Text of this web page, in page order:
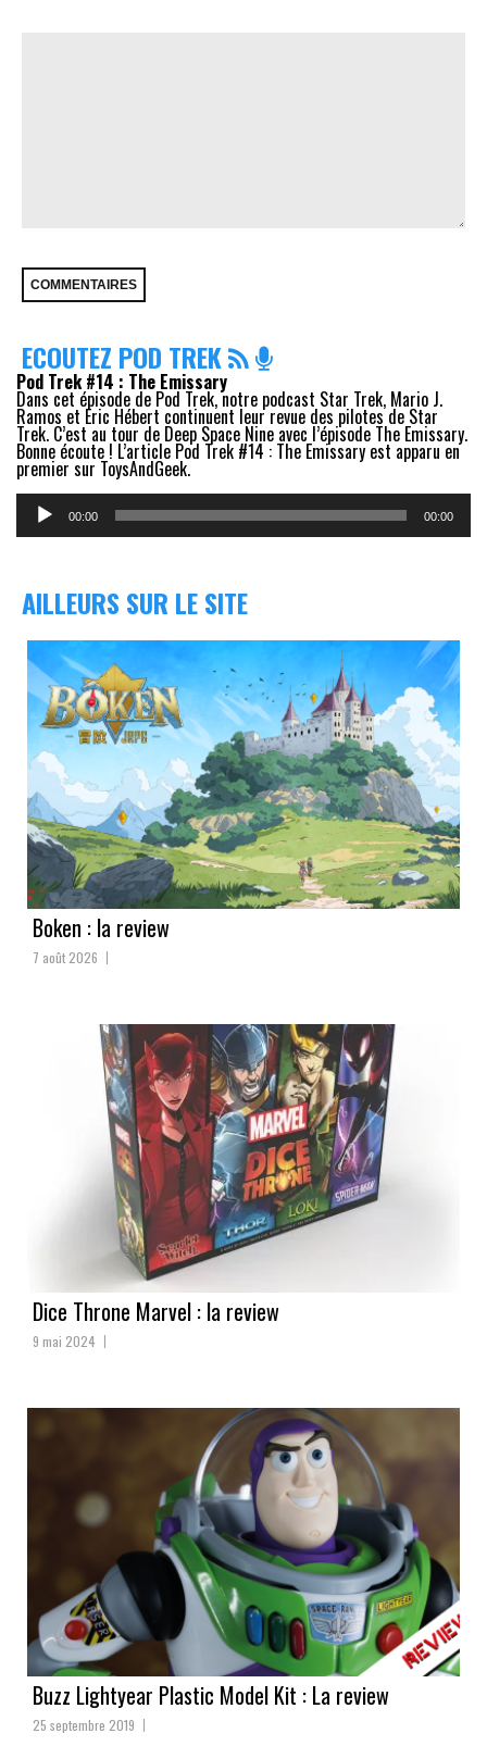
ECOUTEZ POD TREK
Pod Trek #14 : The Emissary
Dans cet épisode de Pod Trek, notre podcast Star Trek, Mario J.
Ramos et Eric Hébert continuent leur revue des pilotes de Star
Trek. C’est au tour de Deep Space Nine avec l’épisode The Emissary.
Bonne écoute ! L’article Pod Trek #14 : The Emissary est apparu en
premier sur ToysAndGeek.
Lecteur
audio 00:00 00:00
AILLEURS SUR LE SITE
Boken : la review
7 août 2026
Dice Throne Marvel : la review
9 mai 2024
Buzz Lightyear Plastic Model Kit : La review
25 septembre 2019